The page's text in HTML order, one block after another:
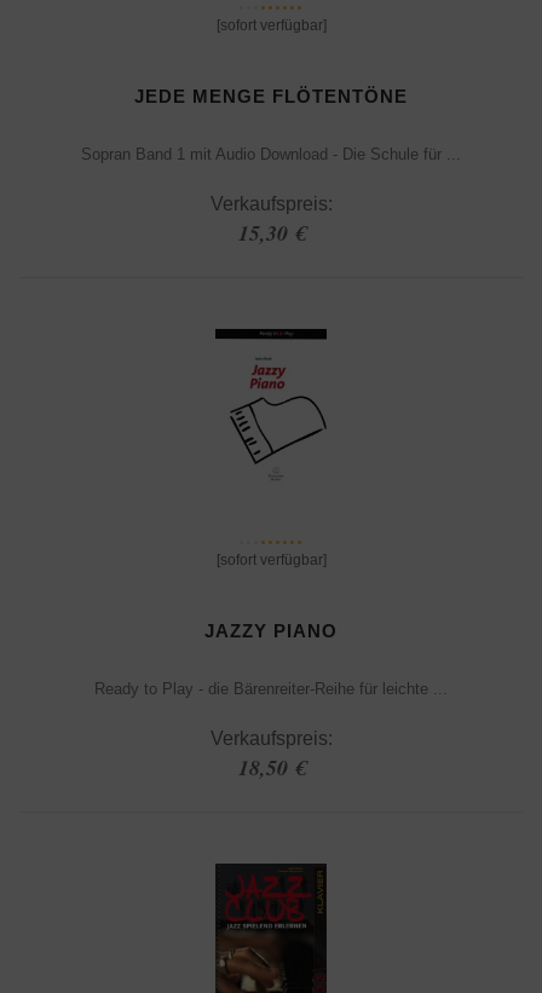
[sofort verfügbar]
JEDE MENGE FLÖTENTÖNE
Sopran Band 1 mit Audio Download - Die Schule für ...
Verkaufspreis:
15,30 €
[sofort verfügbar]
JAZZY PIANO
Ready to Play - die Bärenreiter-Reihe für leichte ...
Verkaufspreis:
18,50 €